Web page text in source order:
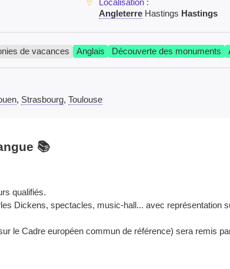
Angleterre Hastings Hastings
de vacances Anglais Découverte des monuments
, Strasbourg, Toulouse
📚
qualifiés.
Dickens, spectacles, music-hall... avec représentation
le Cadre européen commun de référence) sera remis